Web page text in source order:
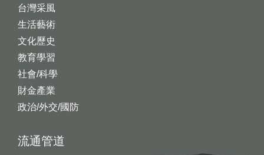
台灣采風
生活藝術
文化歷史
教育學習
社會/科學
財金產業
政治/外交/國防
流通管道